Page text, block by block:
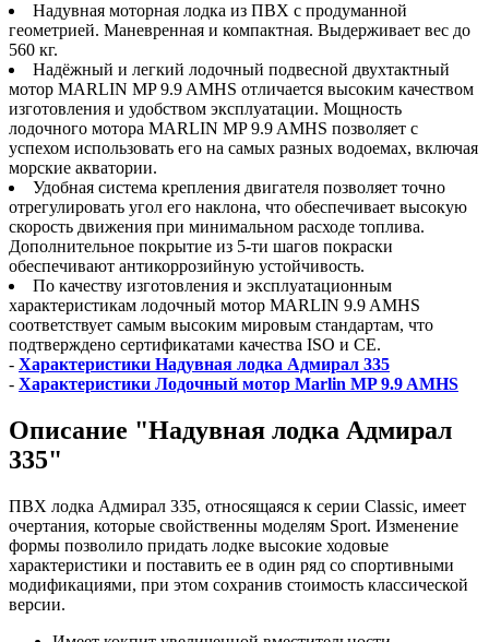
Надувная моторная лодка из ПВХ с продуманной
геометрией. Маневренная и компактная. Выдерживает вес до
560 кг.
Надёжный и легкий лодочный подвесной двухтактный
мотор MARLIN MP 9.9 AMHS отличается высоким качеством
изготовления и удобством эксплуатации. Мощность
лодочного мотора MARLIN MP 9.9 AMHS позволяет с
успехом использовать его на самых разных водоемах, включая
морские акватории.
Удобная система крепления двигателя позволяет точно
отрегулировать угол его наклона, что обеспечивает высокую
скорость движения при минимальном расходе топлива.
Дополнительное покрытие из 5-ти шагов покраски
обеспечивают антикоррозийную устойчивость.
По качеству изготовления и эксплуатационным
характеристикам лодочный мотор MARLIN 9.9 AMHS
соответствует самым высоким мировым стандартам, что
подтверждено сертификатами качества ISO и CE.
- Характеристики Надувная лодка Адмирал 335
- Характеристики Лодочный мотор Marlin MP 9.9 AMHS
Описание "Надувная лодка Адмирал
335"
ПВХ лодка Адмирал 335, относящаяся к серии Classic, имеет
очертания, которые свойственны моделям Sport. Изменение
формы позволило придать лодке высокие ходовые
характеристики и поставить ее в один ряд со спортивными
модификациями, при этом сохранив стоимость классической
версии.